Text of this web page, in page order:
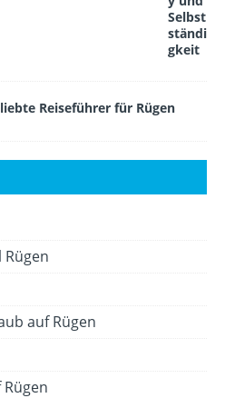
Selbst
ständi
gkeit
Reiseführer für Rügen
auf Rügen